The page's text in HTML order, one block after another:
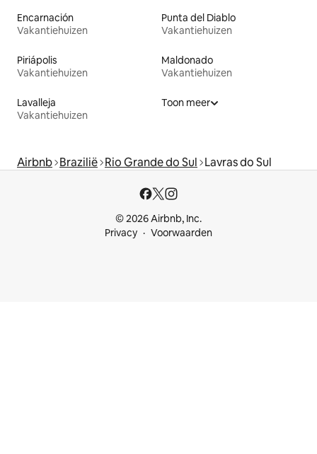
Encarnación
Vakantiehuizen
Punta del Diablo
Vakantiehuizen
Piriápolis
Vakantiehuizen
Maldonado
Vakantiehuizen
Lavalleja
Vakantiehuizen
Toon meer
Airbnb Brazilië Rio Grande do Sul Lavras do Sul
© 2026 Airbnb, Inc.
Privacy
Voorwaarden